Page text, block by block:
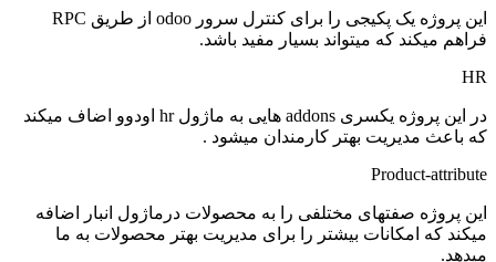
این پروژه یک پکیجی را برای کنترل سرور odoo از طریق RPC
فراهم میکند که میتواند بسیار مفید باشد.
HR
در این پروژه یکسری addons هایی به ماژولhr اودوو اضاف میکند
که باعث مدیریت بهتر کارمندان میشود .
Product-attribute
این پروژه صفتهای مختلفی را به محصولات درماژول انبار اضافه
میکند که امکانات بیشتر را برای مدیریت بهتر محصولات به ما
میدهد.